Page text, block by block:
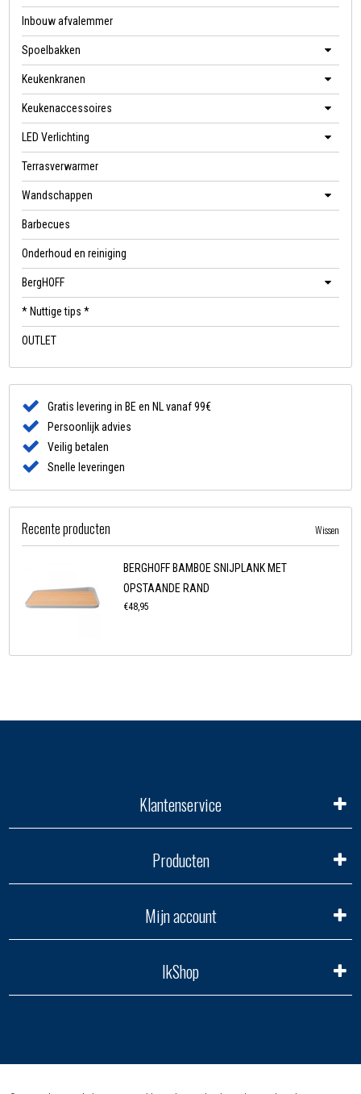
Inbouw afvalemmer
Spoelbakken
Keukenkranen
Keukenaccessoires
LED Verlichting
Terrasverwarmer
Wandschappen
Barbecues
Onderhoud en reiniging
BergHOFF
* Nuttige tips *
OUTLET
Gratis levering in BE en NL vanaf 99€
Persoonlijk advies
Veilig betalen
Snelle leveringen
Recente producten Wissen
BERGHOFF BAMBOE SNIJPLANK MET
OPSTAANDE RAND
€48,95
Klantenservice
Producten
Mijn account
IkShop